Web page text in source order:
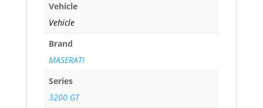
Vehicle
Vehicle
Brand
MASERATI
Series
3200 GT